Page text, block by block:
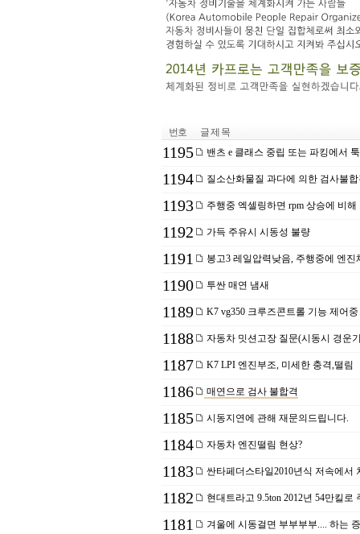
번호 글 제 목
1195 밴츠 e 클래스 중립 또는 파킹에서
1194 질소산화물질 과다에 의한 검사불
1193 주행중 엑셀링하면 rpm 상승에 비
1192 가득 주유시 시동성 불량
1191 봉고3 레일압력낮음, 주행중에 엔
1190 투싼 매연 냄새
1189 K7 vg350 크루즈콘트롤 기능 제어중
1188 자동차 밋션고장 질문(시동시 경운
1187 K7 LPI 엔진부조, 미세한 충격,떨림
1186 매연으로 검사 불합격
1185 시동지연에 관해 재문의드립니다.
1184 자동차 엔진떨림 현상?
1183 싼타페더스타일2010년식 저속에서
1182 현대트라고 9.5ton 2012년 54만킬로
1181 겨울에 시동걸면 부부부부.... 하는